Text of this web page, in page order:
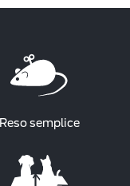
Reso semplice